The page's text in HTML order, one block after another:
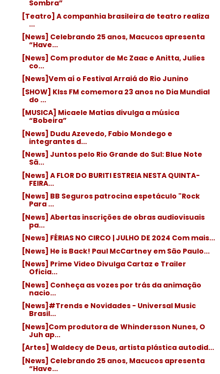
Sombra”
[Teatro] A companhia brasileira de teatro realiza
...
[News] Celebrando 25 anos, Macucos apresenta
“Have...
[News] Com produtor de Mc Zaac e Anitta, Julies
co...
[News]Vem aí o Festival Arraiá do Rio Junino
[SHOW] KIss FM comemora 23 anos no Dia Mundial
do ...
[MUSICA] Micaele Matias divulga a música
“Bobeira”
[News] Dudu Azevedo, Fabio Mondego e
integrantes d...
[News] Juntos pelo Rio Grande do Sul: Blue Note
Sã...
[News] A FLOR DO BURITI ESTREIA NESTA QUINTA-
FEIRA...
[News] BB Seguros patrocina espetáculo "Rock
Para ...
[News] Abertas inscrições de obras audiovisuais
pa...
[News] FÉRIAS NO CIRCO | JULHO DE 2024 Com mais...
[News] He is Back! Paul McCartney em São Paulo...
[News] Prime Video Divulga Cartaz e Trailer
Oficia...
[News] Conheça as vozes por trás da animação
nacio...
[News]#Trends e Novidades - Universal Music
Brasil...
[News]Com produtora de Whindersson Nunes, O
Juh ap...
[Artes] Waldecy de Deus, artista plástica autodid...
[News] Celebrando 25 anos, Macucos apresenta
“Have...